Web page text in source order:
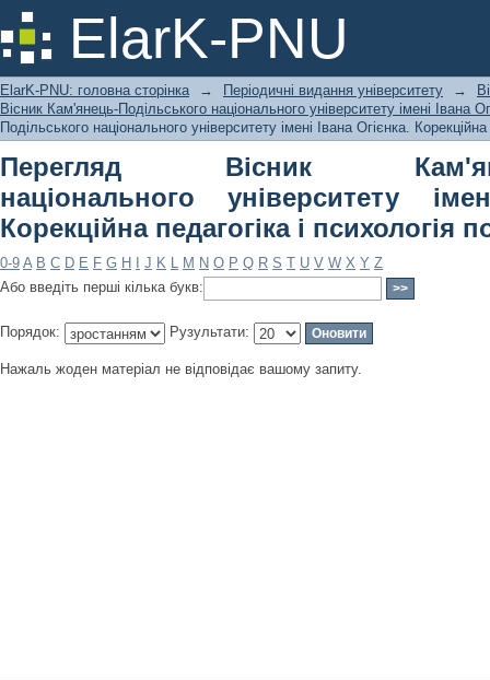
ElarK-PNU
Перегляд Вісник Кам'янець-
Івана Огієнка. Корекційна
ElarK-PNU: головна сторінка → Періодичні видання університету →
Вісник Кам'янець-Подільського національного університету імені Івана
Подільського національного університету імені Івана Огієнка.
Перегляд Вісник
національного університету
Корекційна педагогіка і психологія
0-9 A B C D E F G H J K L M N O P Q R S T U V W X Y Z
Або введіть перші кілька букв:
Порядок: Рузультати:
Нажаль жоден матеріал не відповідає вашому запиту.